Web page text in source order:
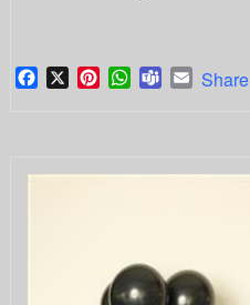
Facebook
X PinterestWhatsApp
TeamsEmail
Share